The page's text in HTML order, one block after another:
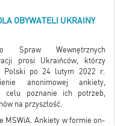
OBYWATELI UKRAINY
Spraw Wewnętrznych
prosi Ukraińców, którzy
Polski po 24 lutym 2022 r.
anonimowej ankiety,
celu poznanie ich potrzeb,
na przyszłość.
MSWiA. Ankiety w formie on-